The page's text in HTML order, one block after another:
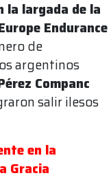
la largada de la
Endurance
de
argentinos
Companc
salir ilesos
en la
Gracia